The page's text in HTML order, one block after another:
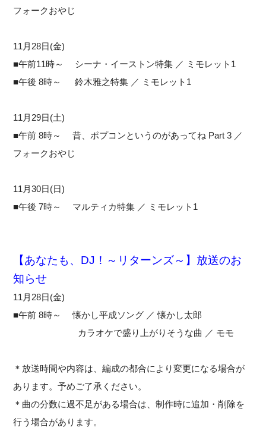
フォークおやじ
11月28日(金)
■午前11時～ シーナ・イーストン特集 ／ ミモレット1
■午後 8時～ 鈴木雅之特集 ／ ミモレット1
11月29日(土)
■午前 8時～ 昔、ポプコンというのがあってね Part 3 ／
フォークおやじ
11月30日(日)
■午後 7時～ マルティカ特集 ／ ミモレット1
【あなたも、DJ！～リターンズ～】放送のお
知らせ
11月28日(金)
■午前 8時～ 懐かし平成ソング ／ 懐かし太郎
カラオケで盛り上がりそうな曲 ／ モモ
＊放送時間や内容は、編成の都合により変更になる場合が
あります。予めご了承ください。
＊曲の分数に過不足がある場合は、制作時に追加・削除を
行う場合があります。